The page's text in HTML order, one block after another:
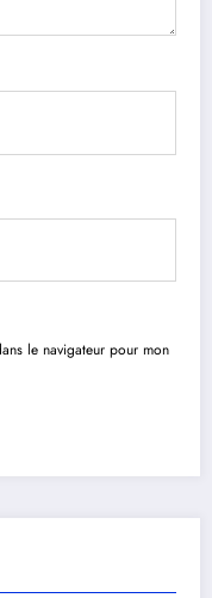
le navigateur pour mon